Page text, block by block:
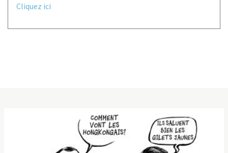
Cliquez ici